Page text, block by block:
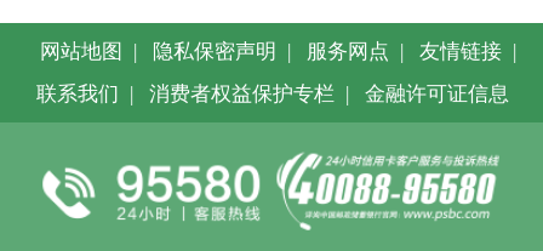
网站地图 | 隐私保密声明 | 服务网点 | 友情链接 |
联系我们 | 消费者权益保护专栏 | 金融许可证信息